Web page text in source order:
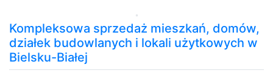
Kompleksowa sprzedaż mieszkań, domów,
działek budowlanych i lokali użytkowych w
Bielsku-Białej